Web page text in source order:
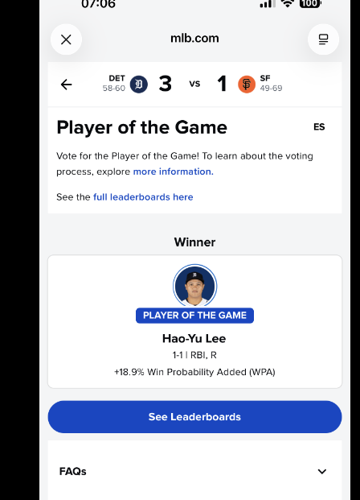
頂的安打送回超前分 隨後再靠著Max Clark內野
鍵安打贏得比賽
https://x.com/i/status/2086582015084941501